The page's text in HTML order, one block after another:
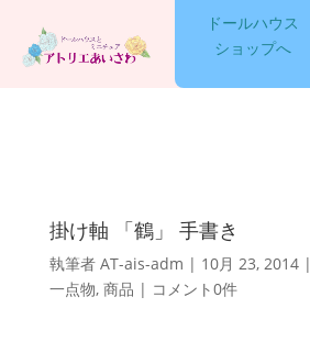
LESSON
ドールハウス
ショップへ
掛け軸 「鶴」 手書き
執筆者 AT-ais-adm | 10月 23, 2014|
一点物, 商品 | コメント0件